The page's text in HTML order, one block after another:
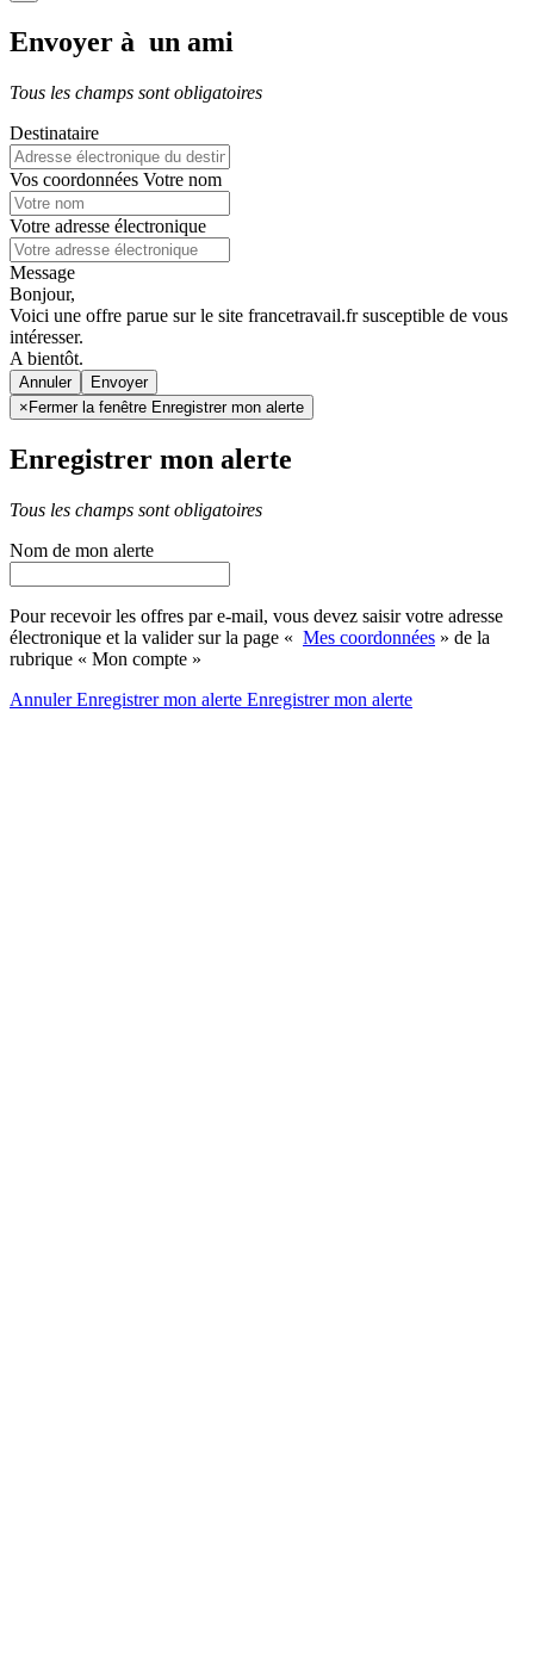
Envoyer à un ami
Tous les champs sont obligatoires
Destinataire
Vos coordonnées Votre nom
Votre adresse électronique
Message
Bonjour,
Voici une offre parue sur le site francetravail.fr susceptible de vous
intéresser.
A bientôt.
Annuler
× Fermer la fenêtre Enregistrer mon alerte
Enregistrer mon alerte
Tous les champs sont obligatoires
Nom de mon alerte
Pour recevoir les offres par e-mail, vous devez saisir votre adresse
électronique et la valider sur la page « Mes coordonnées » de la
rubrique « Mon compte »
AnnulerEnregistrer mon alerte Enregistrermon alerte